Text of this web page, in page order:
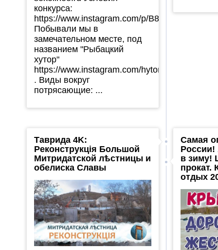
конкурса:
https://www.instagram.com/p/B8Q2vYlJsvt/
Побывали мы в
замечательном месте, под
названием "Рыбацкий
хутор"
https://www.instagram.com/hytor_sokolinoe/
. Виды вокруг
потрясающие: ...
Таврида 4K:
Реконструкція Большой
Митридатской лѣстницы и
обелиска Славы
Самая
России!
в зиму!
прокат.
отдых